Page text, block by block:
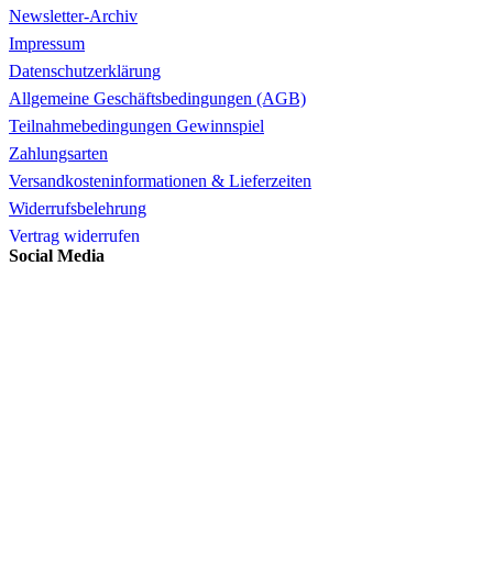
Newsletter-Archiv
Impressum
Datenschutzerklärung
Allgemeine Geschäftsbedingungen (AGB)
Teilnahmebedingungen Gewinnspiel
Zahlungsarten
Versandkosteninformationen & Lieferzeiten
Widerrufsbelehrung
Vertrag widerrufen
Social Media